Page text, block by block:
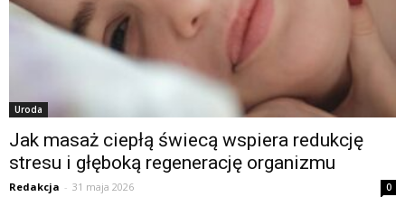
Uroda
Jak masaż ciepłą świecą wspiera redukcję
stresu i głęboką regenerację organizmu
Redakcja - 31 maja 2026 0